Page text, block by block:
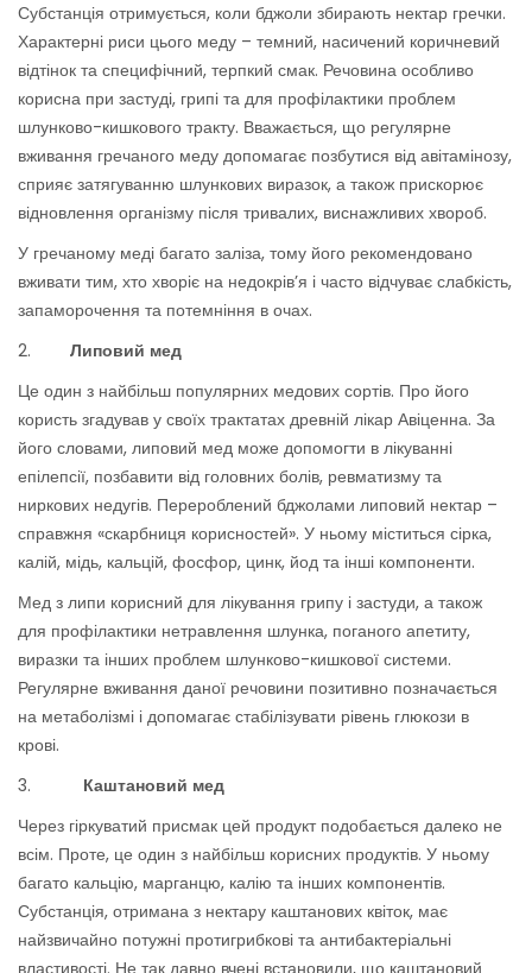
Субстанція отримується, коли бджоли збирають нектар гречки.
Характерні риси цього меду – темний, насичений коричневий
відтінок та специфічний, терпкий смак. Речовина особливо
корисна при застуді, грипі та для профілактики проблем
шлунково-кишкового тракту. Вважається, що регулярне
вживання гречаного меду допомагає позбутися від авітамінозу,
сприяє затягуванню шлункових виразок, а також прискорює
відновлення організму після тривалих, виснажливих хвороб.
У гречаному меді багато заліза, тому його рекомендовано
вживати тим, хто хворіє на недокрів’я і часто відчуває слабкість,
запаморочення та потемніння в очах.
2. Липовий мед
Це один з найбільш популярних медових сортів. Про його
користь згадував у своїх трактатах древній лікар Авіценна. За
його словами, липовий мед може допомогти в лікуванні
епілепсії, позбавити від головних болів, ревматизму та
ниркових недугів. Перероблений бджолами липовий нектар –
справжня «скарбниця корисностей». У ньому міститься сірка,
калій, мідь, кальцій, фосфор, цинк, йод та інші компоненти.
Мед з липи корисний для лікування грипу і застуди, а також
для профілактики нетравлення шлунка, поганого апетиту,
виразки та інших проблем шлунково-кишкової системи.
Регулярне вживання даної речовини позитивно позначається
на метаболізмі і допомагає стабілізувати рівень глюкози в
крові.
3. Каштановий мед
Через гіркуватий присмак цей продукт подобається далеко не
всім. Проте, це один з найбільш корисних продуктів. У ньому
багато кальцію, марганцю, калію та інших компонентів.
Субстанція, отримана з нектару каштанових квіток, має
найзвичайно потужні протигрибкові та антибактеріальні